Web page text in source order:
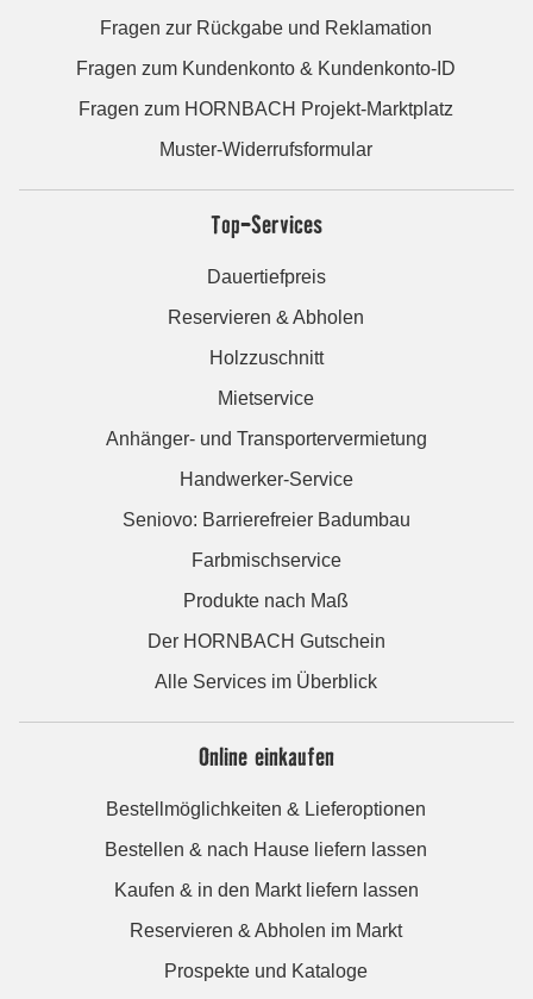
Fragen zur Rückgabe und Reklamation
Fragen zum Kundenkonto & Kundenkonto-ID
Fragen zum HORNBACH Projekt-Marktplatz
Muster-Widerrufsformular
Top-Services
Dauertiefpreis
Reservieren & Abholen
Holzzuschnitt
Mietservice
Anhänger- und Transportervermietung
Handwerker-Service
Seniovo: Barrierefreier Badumbau
Farbmischservice
Produkte nach Maß
Der HORNBACH Gutschein
Alle Services im Überblick
Online einkaufen
Bestellmöglichkeiten & Lieferoptionen
Bestellen & nach Hause liefern lassen
Kaufen & in den Markt liefern lassen
Reservieren & Abholen im Markt
Prospekte und Kataloge